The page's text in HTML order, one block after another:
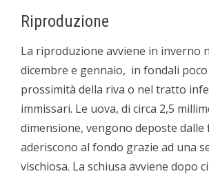
Riproduzione
La riproduzione avviene in inverno
dicembre e gennaio, in fondali
prossimità della riva o nel tratto
immissari. Le uova, di circa 2,5
dimensione, vengono deposte dalle
aderiscono al fondo grazie ad una
vischiosa. La schiusa avviene dopo